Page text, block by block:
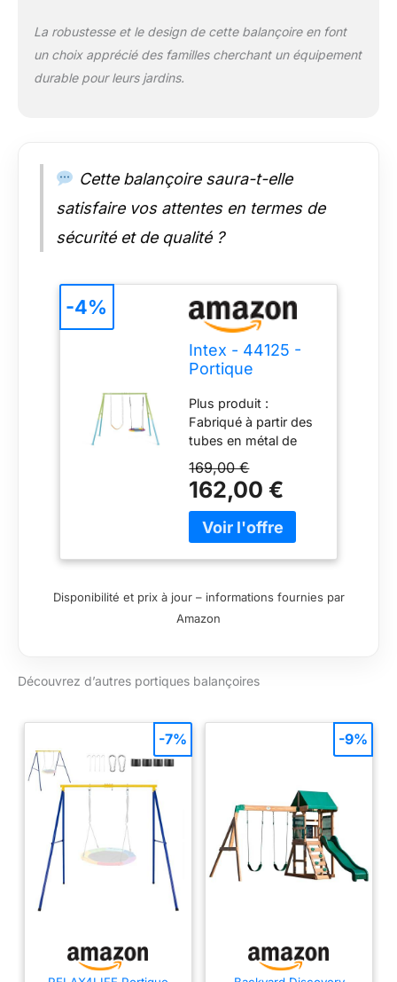
La robustesse et le design de cette balançoire en font
un choix apprécié des familles cherchant un équipement
durable pour leurs jardins.
Cette balançoire saura-t-elle
satisfaire vos attentes en termes de
sécurité et de qualité ?
Intex - 44125 -
Portique
Agrès Nid
D'oiseau
Balançoire
Couleurs
Plus produit :
Fabriqué à partir des
tubes en métal de
nos piscines
tubulaires Âge : 3-10
ans 2 agrès : 1
balançoire + 1 nid
d'oiseau Chaînes en
169,00 €
162,00 €
-4%
Disponibilité et prix à jour – informations fournies par
Amazon
Découvrez d’autres portiques balançoires
-7% -9%